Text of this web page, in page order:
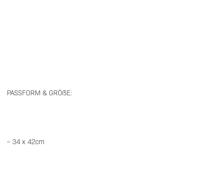
PASSFORM & GRÖßE:
– 34 x 42cm